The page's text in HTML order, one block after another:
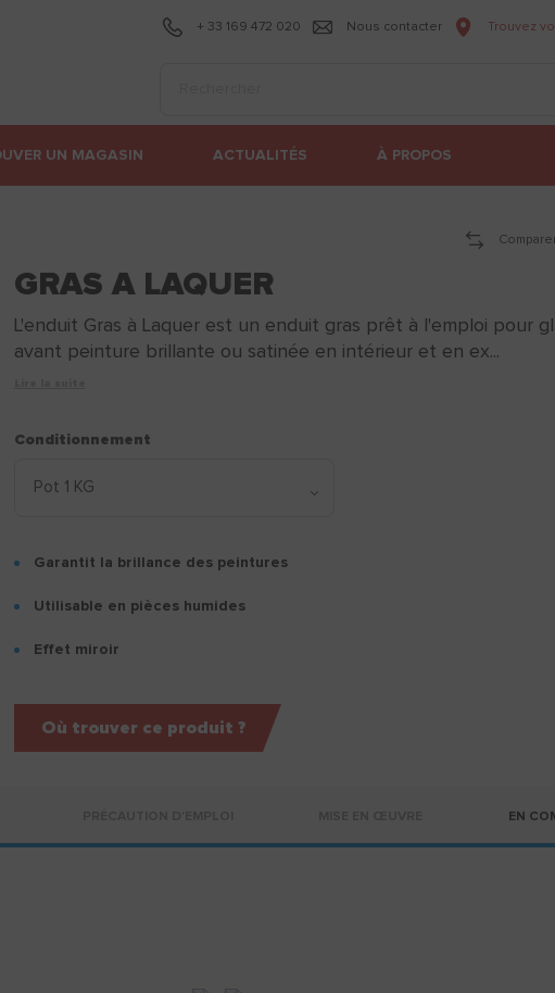
+ 33 169 472 020 Nous contacter Trouvez
UN MAGASIN ACTUALITÉS À PROPOS
GRAS A LAQUER
L'enduit Gras à Laquer est un enduit gras prêt à l'emploi pour
avant peinture brillante ou satinée en intérieur et en ex...
Conditionnement
Garantit la brillance des peintures
Utilisable en pièces humides
Effet miroir
Où trouver ce produit ?
EN